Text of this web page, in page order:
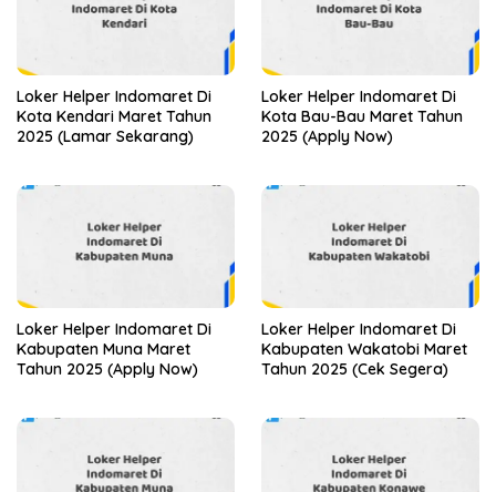
Loker Helper Indomaret Di
Kota Kendari Maret Tahun
2025 (Lamar Sekarang)
Loker Helper Indomaret Di
Kota Bau-Bau Maret Tahun
2025 (Apply Now)
Loker Helper Indomaret Di
Kabupaten Muna Maret
Tahun 2025 (Apply Now)
Loker Helper Indomaret Di
Kabupaten Wakatobi Maret
Tahun 2025 (Cek Segera)